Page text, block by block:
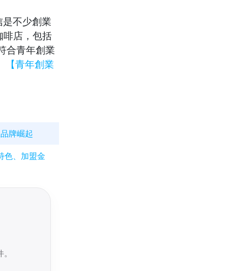
不少創業
啡店，包括
合青年創業
【青年創業
牌崛起
色、加盟金